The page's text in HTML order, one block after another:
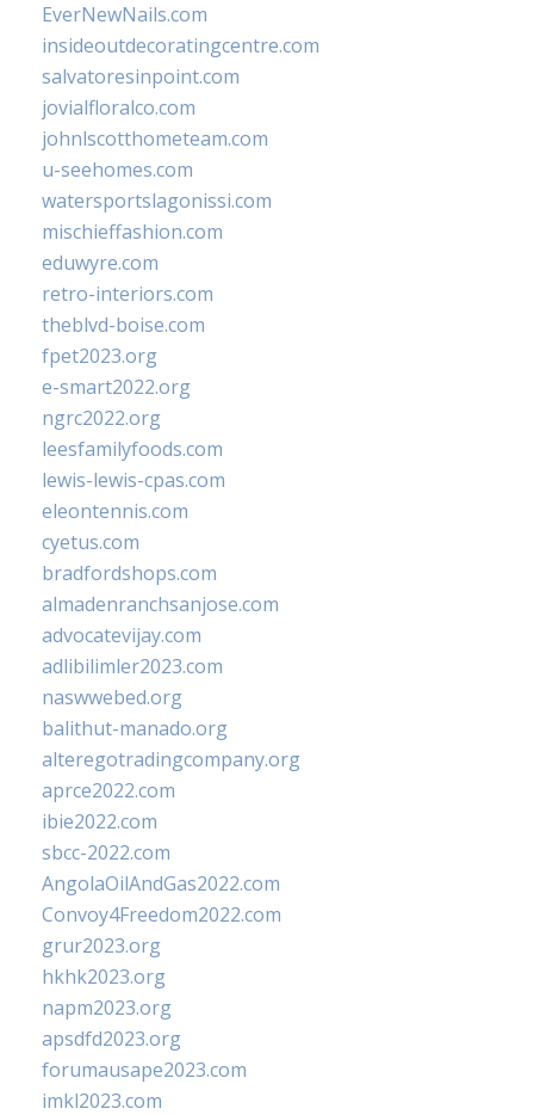
EverNewNails.com
insideoutdecoratingcentre.com
salvatoresinpoint.com
jovialfloralco.com
johnlscotthometeam.com
u-seehomes.com
watersportslagonissi.com
mischieffashion.com
eduwyre.com
retro-interiors.com
theblvd-boise.com
fpet2023.org
e-smart2022.org
ngrc2022.org
leesfamilyfoods.com
lewis-lewis-cpas.com
eleontennis.com
cyetus.com
bradfordshops.com
almadenranchsanjose.com
advocatevijay.com
adlibilimler2023.com
naswwebed.org
balithut-manado.org
alteregotradingcompany.org
aprce2022.com
ibie2022.com
sbcc-2022.com
AngolaOilAndGas2022.com
Convoy4Freedom2022.com
grur2023.org
hkhk2023.org
napm2023.org
apsdfd2023.org
forumausape2023.com
imkl2023.com